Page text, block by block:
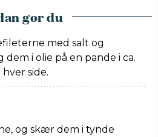
gør du
med salt og
dem i olie på en pande i ca.
side.
og skær dem i tynde